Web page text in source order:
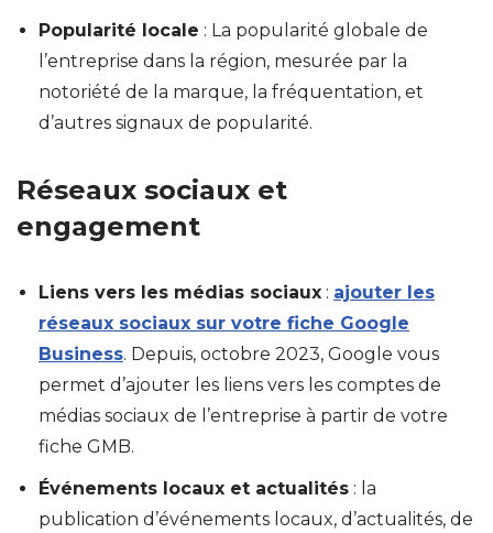
Popularité locale : La popularité globale de
l’entreprise dans la région, mesurée par la
notoriété de la marque, la fréquentation, et
d’autres signaux de popularité.
Réseaux sociaux et
engagement
Liens vers les médias sociaux : ajouter les
réseaux sociaux sur votre fiche Google
Business. Depuis, octobre 2023, Google vous
permet d’ajouter les liens vers les comptes de
médias sociaux de l’entreprise à partir de votre
fiche GMB.
Événements locaux et actualités : la
publication d’événements locaux, d’actualités, de